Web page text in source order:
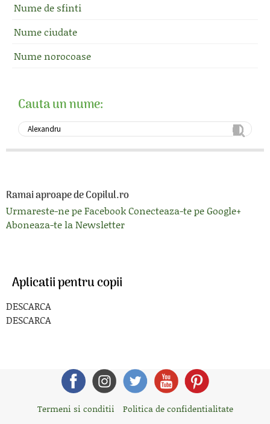
Nume de sfinti
Nume ciudate
Nume norocoase
Cauta un nume:
Ramai aproape de Copilul.ro
Urmareste-ne pe FacebookConecteaza-te pe Google+
Aboneaza-te la Newsletter
Aplicatii pentru copii
DESCARCA
DESCARCA
Termeni si conditii
Politica de confidentialitate